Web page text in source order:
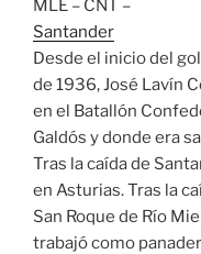
MLE – CNT –
Santander
Desde el inicio del
de 1936, José Lavín
en el Batallón
Galdós y donde era
Tras la caída de
en Asturias. Tras la
San Roque de Río
trabajó como